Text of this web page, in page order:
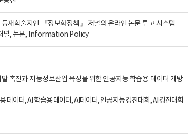
재학술지인 『정보화정책』 저널의 온라인 논문 투고 시스템
널, 논문, Information Policy
촉진과 지능정보산업 육성을 위한 인공지능 학습용 데이터 개방
데이터, AI 학습용 데이터, AI데이터, 인공지능 경진대회, AI 경진대회